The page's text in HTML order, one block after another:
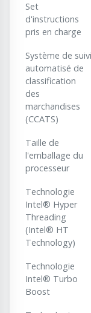
Set
d'instructions
pris en charge
Système de suivi
automatisé de
classification
des
marchandises
(CCATS)
Taille de
l'emballage du
processeur
Technologie
Intel® Hyper
Threading
(Intel® HT
Technology)
Technologie
Intel® Turbo
Boost